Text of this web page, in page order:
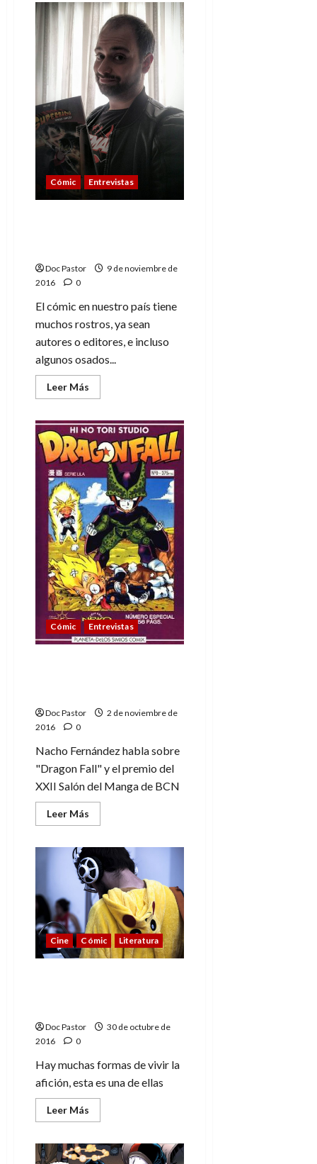
Cronautas,
viajando
en
el
tiempo
sin
escrúpulos
Cómic Entrevistas
Doc Pastor
9 de noviembre de
2016
0
El cómic en nuestro país tiene
muchos rostros, ya sean
autores o editores, e incluso
algunos osados...
Leer Más
más
«¡Me
encanta
la
grapa!
»
–
Toni
Kudo,
editor
de
LetraBlanka
Cómic Entrevistas
Doc Pastor
2 de noviembre de
2016
0
Nacho Fernández habla sobre
"Dragon Fall" y el premio del
XXII Salón del Manga de BCN
Leer Más
más
la
gente
le
gusta
reírse»,
Nacho
Fernández
(Dragon
Fall)
Cine Cómic Literatura
Doc Pastor
30 de octubre de
2016
0
Hay muchas formas de vivir la
afición, esta es una de ellas
Leer Más
más
Pasión
y